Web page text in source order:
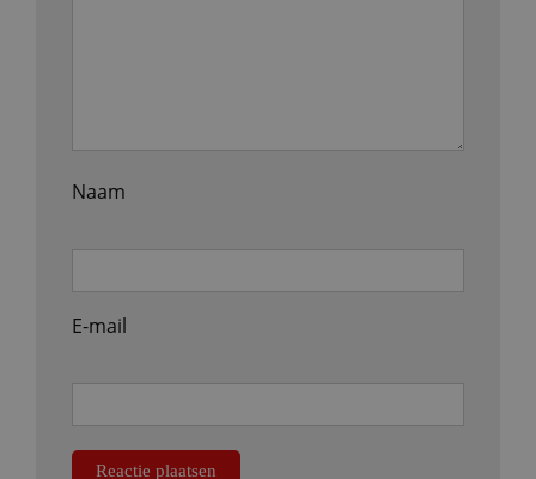
Naam
E-mail